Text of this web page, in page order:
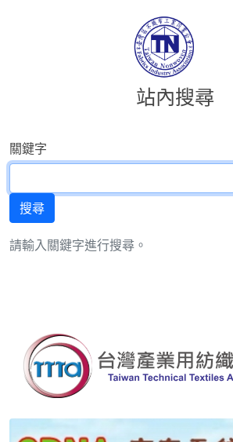
站內搜尋
關鍵字
請輸入關鍵字進行搜尋。